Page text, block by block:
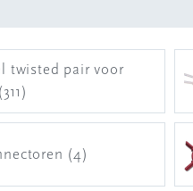
twisted pair voor
(4)